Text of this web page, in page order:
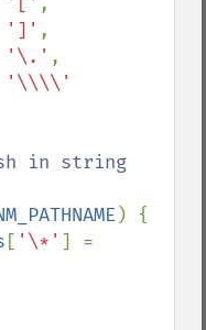
']' ,
'\.' ,
'\\\\'
in string
) {
[ '\*'